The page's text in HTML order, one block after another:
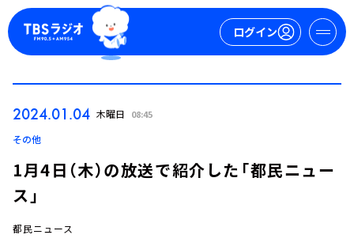
ログイン
2024.01.04 木曜日 08:45
その他
1月4日（木）の放送で紹介した「都民ニュー
ス」
都民ニュース